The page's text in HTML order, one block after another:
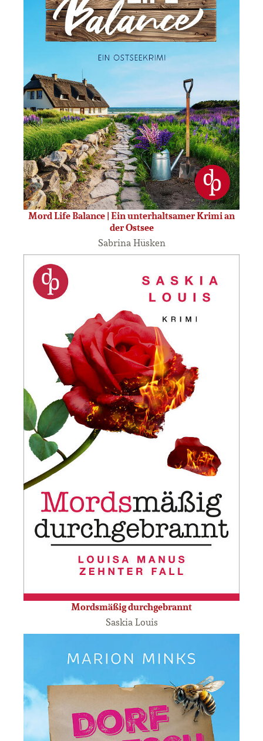
Mord Life Balance | Ein unterhaltsamer Krimi an
der Ostsee
Sabrina Hüsken
Mordsmäßig durchgebrannt
Saskia Louis